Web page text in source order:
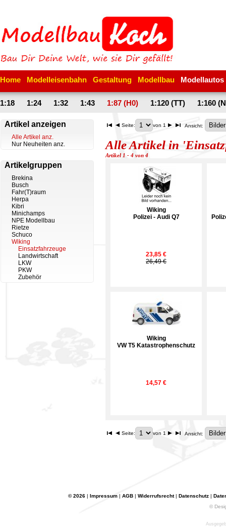
Home Modelleisenbahn Gestaltung Modellbau Modellautos
1:18 1:24 1:32 1:43 1:87 (H0) 1:120 (TT) 1:160
Artikel anzeigen
Alle Artikel anz.
Nur Neuheiten anz.
Artikelgruppen
Brekina
Busch
Fahr(T)raum
Herpa
Kibri
Minichamps
NPE Modellbau
Rietze
Schuco
Wiking
Einsatzfahrzeuge
Landwirtschaft
LKW
PKW
Zubehör
Seite: von 1 Ansicht:
Alle Artikel in
Artikel 1 - 4 von 4
Wiking
Polizei - Audi Q7
23,85 €
26,49 €
Wiking
VW T5 Katastrophenschutz
14,57 €
Seite: von 1 Ansicht:
© 2026 | Impressum | AGB | Widerrufsrecht| Datenschutz |
©